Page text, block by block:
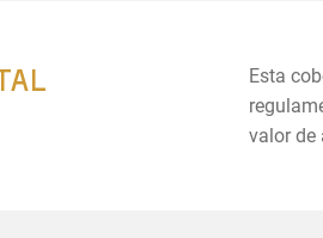
Esta
valor de